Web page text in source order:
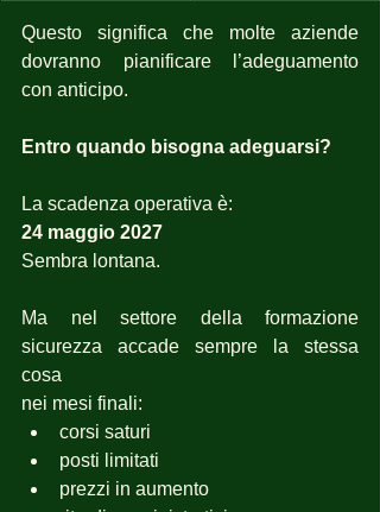
Questo significa che molte aziende
dovranno pianificare l’adeguamento
con anticipo.
Entro quando bisogna adeguarsi?
La scadenza operativa è:
24 maggio 2027
Sembra lontana.
Ma nel settore della formazione
sicurezza accade sempre la stessa
cosa
nei mesi finali:
corsi saturi
posti limitati
prezzi in aumento